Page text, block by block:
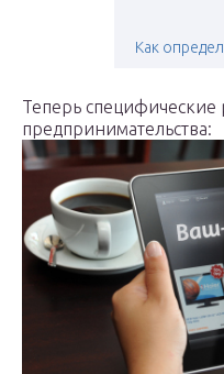
Как
Теперь специфические
предпринимательства: